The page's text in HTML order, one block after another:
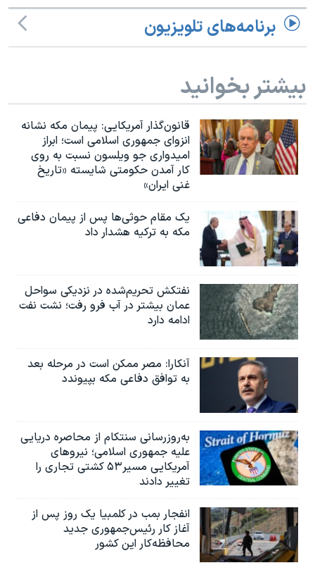
برنامه‌های تلویزیون
بیشتر بخوانید
قانون‌گذار آمریکایی: پیمان مکه نشانه
انزوای جمهوری اسلامی است؛ ابراز
امیدواری جو ویلسون نسبت به روی
کار آمدن حکومتی شایسته «تاریخ
غنی ایران»
یک مقام حوثی‌ها پس از پیمان دفاعی
مکه به ترکیه هشدار داد
نفتکش تحریم‌شده در نزدیکی سواحل
عمان بیشتر در آب فرو رفت؛ نشت نفت
ادامه دارد
آنکارا: مصر ممکن است در مرحله بعد
به توافق دفاعی مکه بپیوندد
به‌روزرسانی سنتکام از محاصره دریایی
علیه جمهوری اسلامی؛ نیروهای
آمریکایی مسیر۵۳ کشتی تجاری را
تغییر دادند
انفجار بمب‌‌ در کلمبیا یک روز پس از
آغاز کار رئیس‌جمهوری جدید
محافظه‌کار این کشور